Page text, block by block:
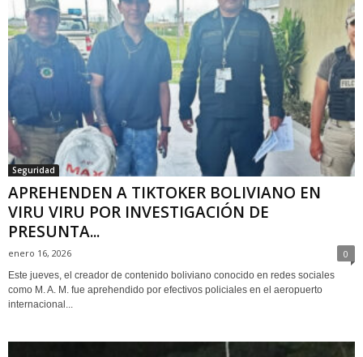
Seguridad
APREHENDEN A TIKTOKER BOLIVIANO EN
VIRU VIRU POR INVESTIGACIÓN DE
PRESUNTA...
enero 16, 2026 0
Este jueves, el creador de contenido boliviano conocido en redes sociales
como M. A. M. fue aprehendido por efectivos policiales en el aeropuerto
internacional...